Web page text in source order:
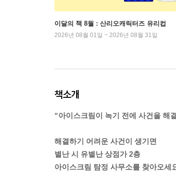
이달의 책 8월 : 산리오캐릭터즈 유리컵
2026년 08월 01일 ~ 2026년 08월 31일
책소개
“아이스크림이 녹기 전에 사건을 해
해결하기 어려운 사건이 생기면
별난 시 유별난 상점가 2층
아이스크림 탐정 사무소를 찾아오세